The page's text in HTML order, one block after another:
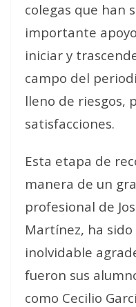
colegas que han
importante
iniciar y
campo del
lleno de riesgos,
satisfacciones.
Esta etapa de
manera de un
profesional de
Martínez, ha
inolvidable
fueron sus
como Cecilio